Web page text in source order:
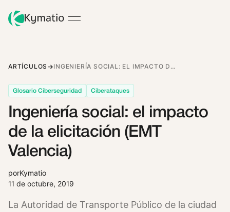
ARTÍCULOS INGENIERÍA SOCIAL: EL IMPACTO DE LA ELICITACIÓN (EMT VALENCIA)
Glosario Ciberseguridad Ciberataques
Ingeniería social: el impacto
de la elicitación (EMT
Valencia)
porKymatio
11 de octubre, 2019
La Autoridad de Transporte Público de la ciudad